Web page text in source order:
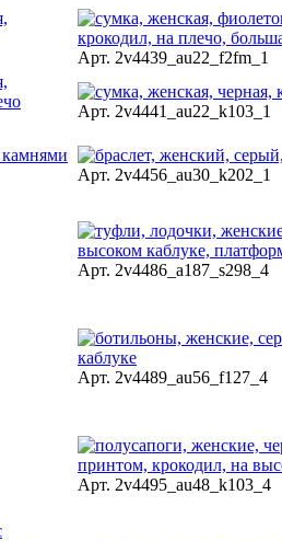
Арт. 2v4439_au22_f2fm_1
Арт. 2v4441_au22_k103_1
Арт. 2v4456_au30_k202_1
Арт. 2v4486_a187_s298_4
Арт. 2v4489_au56_f127_4
Арт. 2v4495_au48_k103_4